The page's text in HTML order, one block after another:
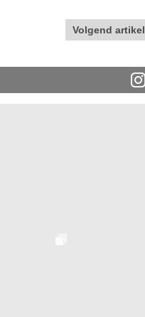
Volgend artikel